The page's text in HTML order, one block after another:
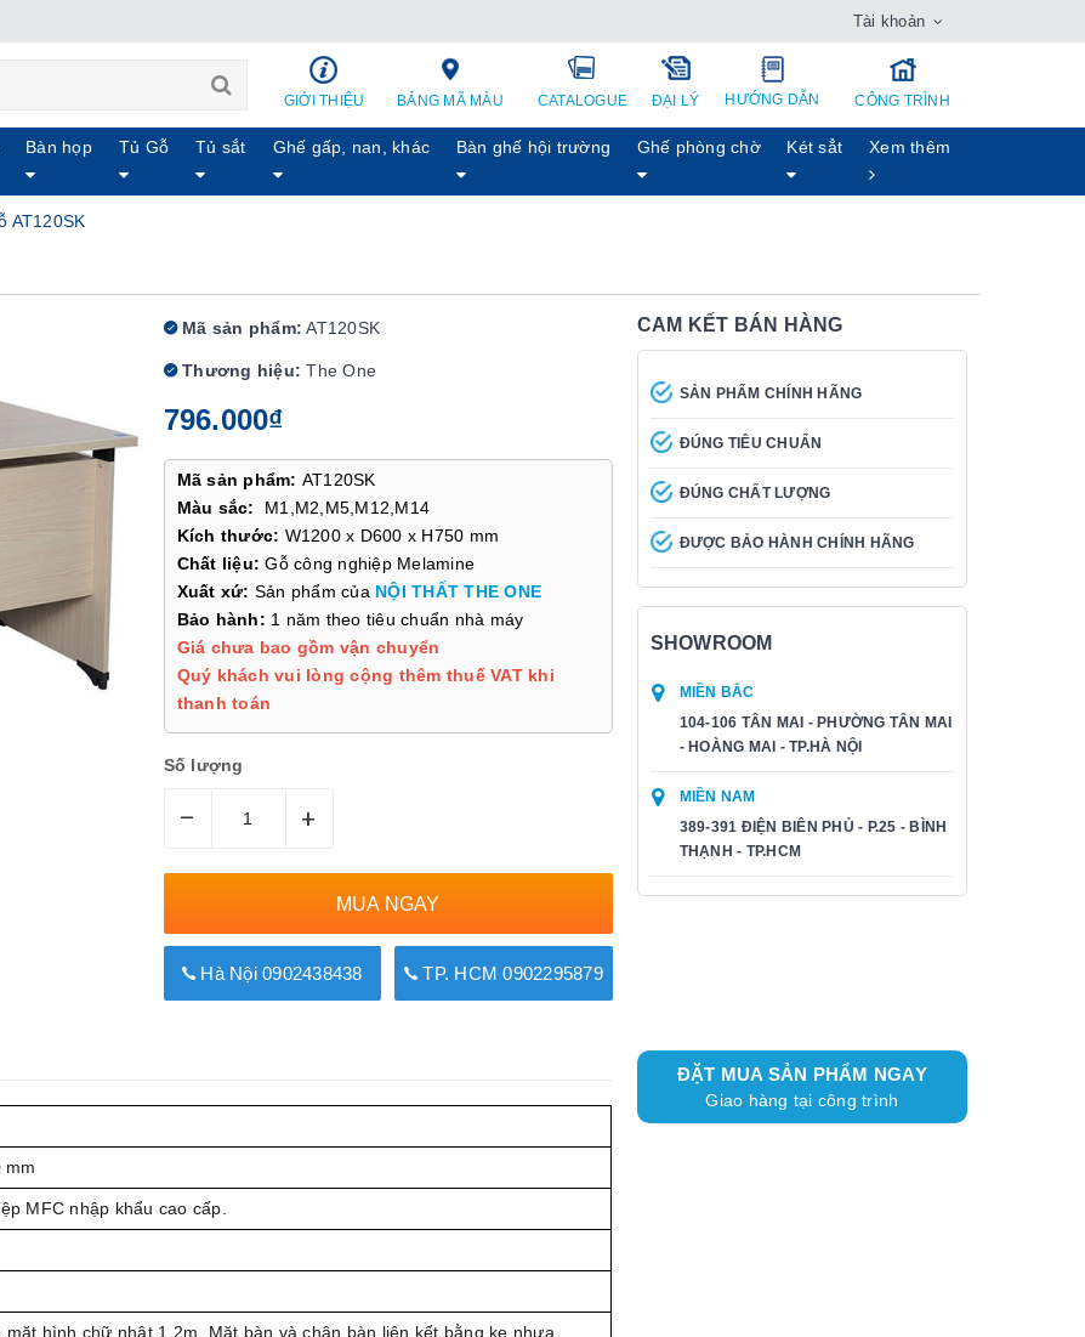
Tài khoản
GIỚI THIỆU BẢNG MÃ MÀU CATALOGUE ĐẠI LÝ HƯỚNG DẪN CÔNG TRÌNH
Bàn họp Tủ Gỗ Tủ sắt Ghế gấp, nan, khác Bàn ghế hội trường Ghế phòng chờ Két sẳt Xem thêm
AT120SK
Mã sản phẩm: AT120SK
Thương hiệu: The One
796.000₫
Mã sản phẩm: AT120SK
Màu sắc:
M1,M2,M5,M12,M14
Kích thước: W1200 x D600 x H750 mm
Chất liệu:Gỗ công nghiệp Melamine
Xuất xứ: Sản phẩm của NỘI THẤT THE ONE
Bảo hành: 1 năm theo tiêu chuẩn nhà máy
Giá chưa bao gồm vận chuyển
Quý khách vui lòng cộng thêm thuế VAT khi
thanh toán
Số lượng
– +
MUA NGAY
Hà Nội 0902438438 TP. HCM 0902295879
CAM KẾT BÁN HÀNG
SẢN PHẨM CHÍNH HÃNG
ĐÚNG TIÊU CHUẨN
ĐÚNG CHẤT LƯỢNG
ĐƯỢC BẢO HÀNH CHÍNH HÃNG
SHOWROOM
MIỀN BẮC
104-106 TÂN MAI - PHƯỜNG TÂN MAI
- HOÀNG MAI - TP.HÀ NỘI
MIỀN NAM
389-391 ĐIỆN BIÊN PHỦ - P.25 - BÌNH
THẠNH - TP.HCM
mm
MFC nhập khẩu cao cấp.
mặt hình chữ nhật 1.2m. Mặt bàn và chân bàn liên kết bằng ke nhựa.
ĐẶT MUA SẢN PHẨM NGAY
Giao hàng tại công trình